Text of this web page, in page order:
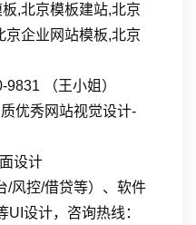
,北京模板建站,北京
京企业网站模板,北京
（王小姐）
优秀网站视觉设计-
设计
/风控/借贷等）、软件
设计，咨询热线：